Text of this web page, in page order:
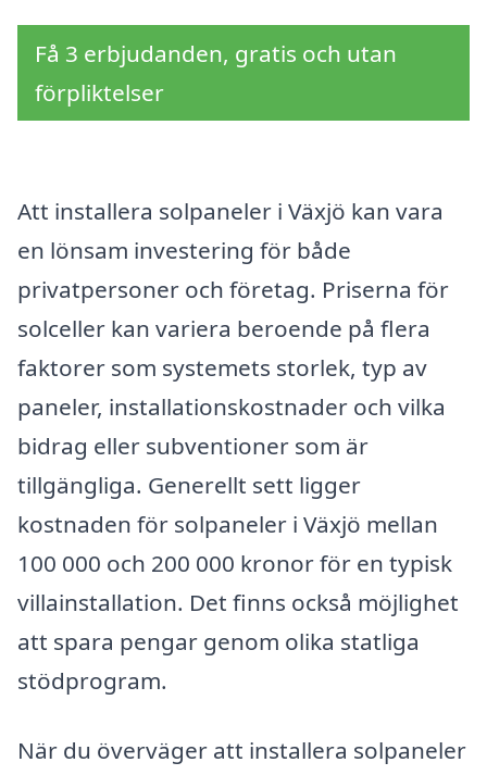
Få 3 erbjudanden, gratis och utan
förpliktelser
Att installera solpaneler i Växjö kan vara
en lönsam investering för både
privatpersoner och företag. Priserna för
solceller kan variera beroende på flera
faktorer som systemets storlek, typ av
paneler, installationskostnader och vilka
bidrag eller subventioner som är
tillgängliga. Generellt sett ligger
kostnaden för solpaneler i Växjö mellan
100 000 och 200 000 kronor för en typisk
villainstallation. Det finns också möjlighet
att spara pengar genom olika statliga
stödprogram.
När du överväger att installera solpaneler